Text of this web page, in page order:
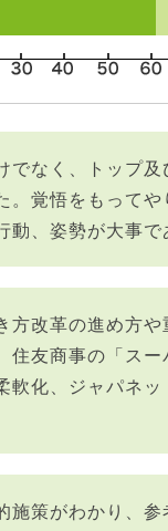
でなく、トップ
。覚悟をもって
動、姿勢が大事で
方改革の進め方
住友商事の「ス
軟化、ジャパネ
施策がわかり、